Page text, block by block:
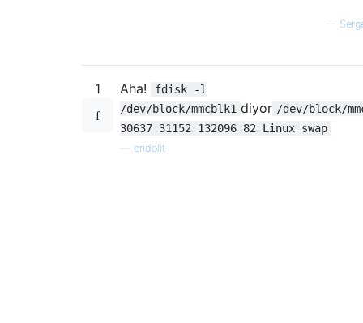
—
1 Aha!
fdisk -l
/dev/block/mmcblk1 diyor /dev/block/
30637 31152 132096 82 Linux swap
endolit